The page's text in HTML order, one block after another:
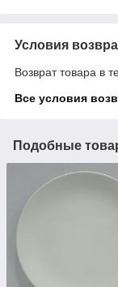
Условия
Возврат товара в
Все условия
Подобные